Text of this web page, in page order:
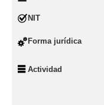
NIT
Forma jurídica
Actividad